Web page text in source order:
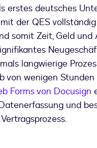
erstes deutsches
der QES vollständig
somit Zeit, Geld und
langwierige
von wenigen
Forms von Docusign
und